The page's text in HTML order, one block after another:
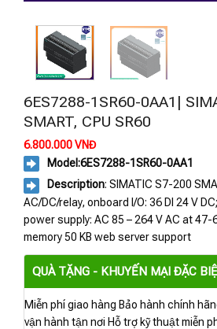
6ES7288-1SR60-0AA1|
SMART, CPU SR60
6.800.000VNĐ
Model:6ES7288-1SR60-0AA1
Description: SIMATIC S7-200
AC/DC/relay, onboard I/O: 36 DI 24 V
power supply: AC 85 – 264 V AC at
memory 50 KB web server support
QUÀ TẶNG - KHUYẾN MẠI ĐẶC
Miễn phí giao hàng Bảo hành chính
vận hành tận nơi Hỗ trợ kỹ thuật miễn